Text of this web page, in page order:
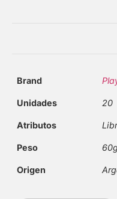
Brand
Unidades 20
Atributos
Peso
Origen